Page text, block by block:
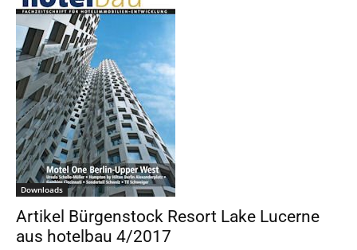
Downloads
Artikel Bürgenstock Resort Lake Lucerne
aus hotelbau 4/2017